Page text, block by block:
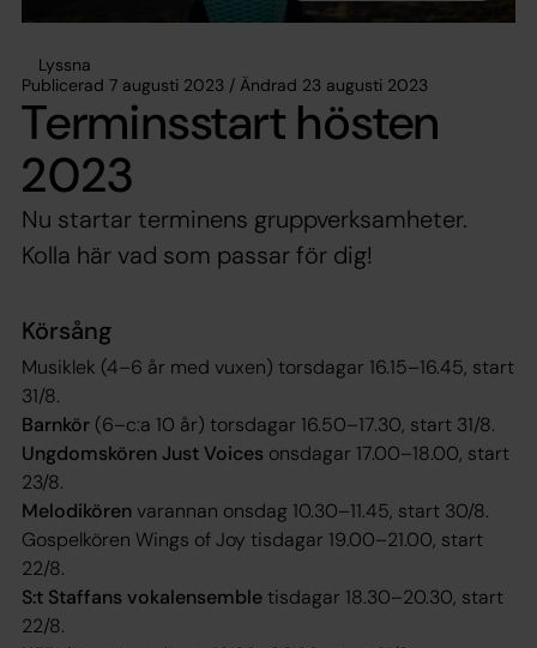
Lyssna
Publicerad 7 augusti 2023 / Ändrad 23 augusti 2023
Terminsstart hösten
2023
Nu startar terminens gruppverksamheter.
Kolla här vad som passar för dig!
Körsång
Musiklek (4–6 år med vuxen) torsdagar 16.15–16.45, start
31/8.
Barnkör (6–c:a 10 år) torsdagar 16.50–17.30, start 31/8.
Ungdomskören Just Voices onsdagar 17.00–18.00, start
23/8.
Melodikörenvarannan onsdag 10.30–11.45, start 30/8.
Gospelkören Wings of Joy tisdagar 19.00–21.00, start
22/8.
S:t Staffans vokalensembletisdagar 18.30–20.30, start
22/8.